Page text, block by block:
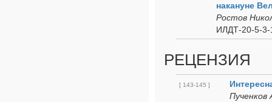
накануне
Ростов
ИЛДТ-20-5-3-
РЕЦЕНЗИЯ
[ 143-145 ]
Пученков